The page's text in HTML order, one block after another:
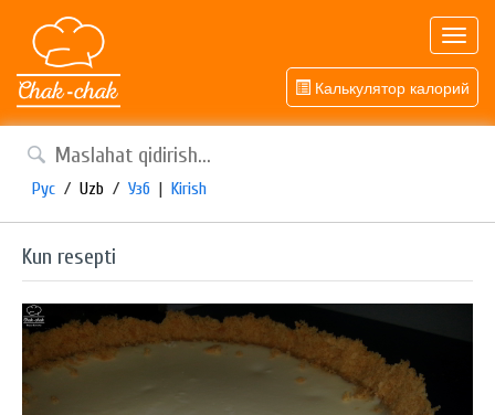
Калькулятор калорий
Рус / Uzb / Узб | Kirish
Kun resepti